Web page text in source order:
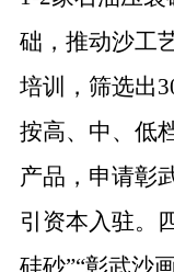
础，推动沙工
培训，筛选出
按高、中、低
产品，申请彰
引资本入驻。
硅砂”“彰武沙